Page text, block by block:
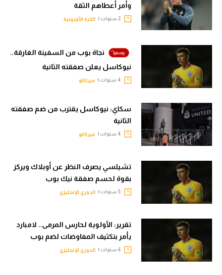
رياضة نسائية
أمريكا
ركن الألعاب
أقسام خاصة
Gamers
ميركاتو
تحقيق في الجول
تقرير في الجول
تحليل في الجول
حكايات في الجول
كويز في الجول
فيديو في الجول
وأمر أعطاهم الثقة
الكرة الأوروبية
نجاة بوب من السفينة الغارقة..
نيوكاسل يعلن صفقته الثانية
ميركاتو
سكاي: نيوكاسل يقترب من ضم صفقته
الثانية
ميركاتو
تشيلسي يصرف النظر عن أوبلاك ويركز
بقوة لحسم صفقة نيك بوب
الدوري الإنجليزي
تقرير: الأولوية لحارس المرمى.. لامبارد
يأمر بتكثيف المفاوضات لضم بوب
الدوري الإنجليزي